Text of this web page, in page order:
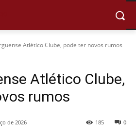
Atlético Clube, pode ter novos rumos
Atlético Clube,
rumos
de 2026 0
185